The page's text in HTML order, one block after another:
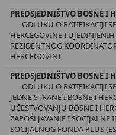
PREDSJEDNIŠTVO BOSNE I
ODLUKU O RATIFIKACIJI
HERCEGOVINE I
REZIDENTNOG
HERCEGOVINI
PREDSJEDNIŠTVO BOSNE I
ODLUKU O RATIFIKACIJI
JEDNE STRANE I BOSNE I
UČESTVOVANJU BOSNE I
ZAPOŠLJAVANJE I SOCIJALNE
SOCIJALNOG FONDA PLUS